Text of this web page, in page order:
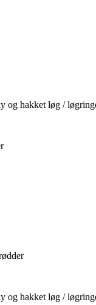
og hakket løg /
og hakket løg /